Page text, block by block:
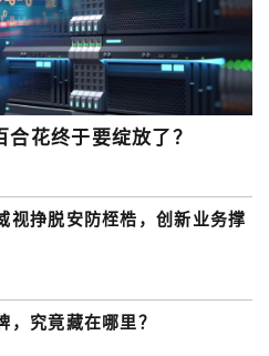
花终于要绽放了？
视挣脱安防桎梏，创新业务撑
，究竟藏在哪里？